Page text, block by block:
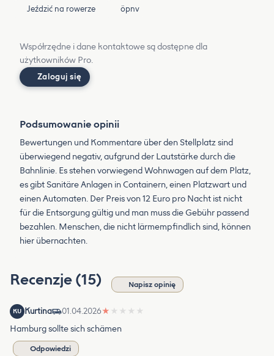
Jeździć na rowerze öpnv
Współrzędne i dane kontaktowe są dostępne dla
użytkowników Pro.
Zaloguj się
Podsumowanie opinii
Bewertungen und Kommentare über den Stellplatz sind
überwiegend negativ, aufgrund der Lautstärke durch die
Bahnlinie. Es stehen vorwiegend Wohnwagen auf dem Platz,
es gibt Sanitäre Anlagen in Containern, einen Platzwart und
einen Automaten. Der Preis von 12 Euro pro Nacht ist nicht
für die Entsorgung gültig und man muss die Gebühr passend
bezahlen. Menschen, die nicht lärmempfindlich sind, können
hier übernachten.
Recenzje (15) Napisz opinię
KU Kurtina 01.04.2026★ ★ ★ ★ ★
Hamburg sollte sich schämen
Odpowiedzi